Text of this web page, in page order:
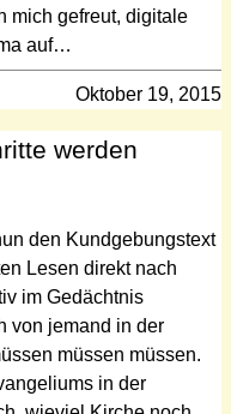
mich gefreut, digitale
auf…
Oktober 19, 2015
werden
den Kundgebungstext
Lesen direkt nach
im Gedächtnis
von jemand in der
müssen müssen.
in der